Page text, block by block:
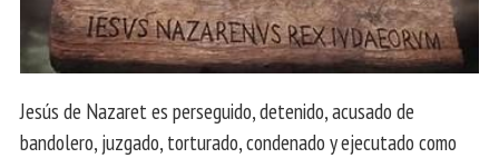
Jesús de Nazaret es perseguido, detenido, acusado de
bandolero, juzgado, torturado, condenado y ejecutado como